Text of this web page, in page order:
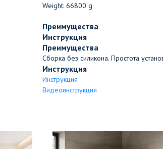
Weight: 66800 g
Преимущества
Инструкция
Преимущества
Сборка без силикона. Простота
Инструкция
Инструкция
Видеоинструкция